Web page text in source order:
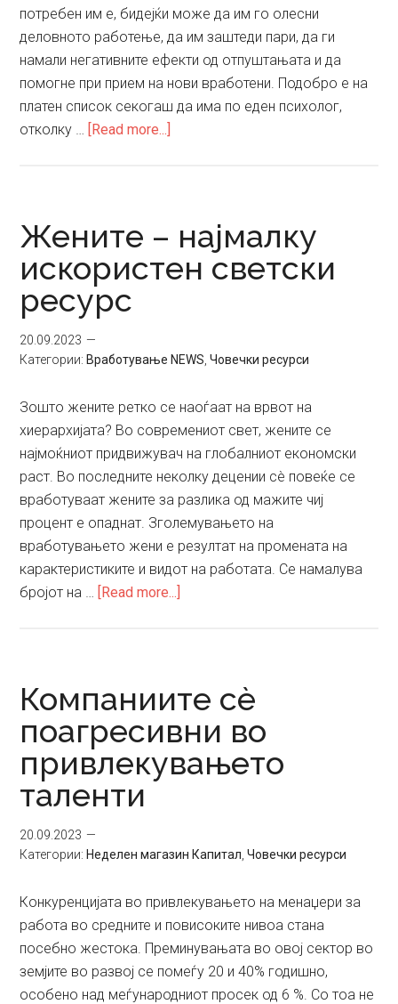
потребен им е, бидејќи може да им го олесни
деловното работење, да им заштеди пари, да ги
намали негативните ефекти од отпуштањата и да
помогне при прием на нови вработени. Подобро е на
платен список секогаш да има по еден психолог,
отколку … [Read more...]
потребен
Жените – најмалку
искористен светски
ресурс
20.09.2023
Категории: Вработување NEWS ,Човечки ресурси
Зошто жените ретко се наоѓаат на врвот на
хиерархијата? Во современиот свет, жените се
најмоќниот придвижувач на глобалниот економски
раст. Во последните неколку децении сè повеќе се
вработуваат жените за разлика од мажите чиј
процент е опаднат. Зголемувањето на
вработувањето жени е резултат на промената на
карактеристиките и видот на работата. Се намалува
бројот на … [Read more...]
искористен
светски
ресурс
Компаниите сè
поагресивни во
привлекувањето
таленти
20.09.2023
Категории: Неделен магазин Капитал ,Човечки ресурси
Конкуренцијата во привлекувањето на менаџери за
работа во средните и повисоките нивоа стана
посебно жестока. Преминувањата во овој сектор во
земјите во развој се помеѓу 20 и 40% годишно,
особено над меѓународниот просек од 6 %. Со тоа не